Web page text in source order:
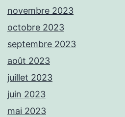
novembre 2023
octobre 2023
septembre 2023
août 2023
juillet 2023
juin 2023
mai 2023